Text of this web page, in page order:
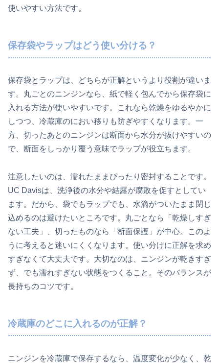
使いやすい方法です。
保存袋やラップはどう使い分ける？
保存袋とラップは、どちらが正解というより役割が違いま
す。丸ごとのニンジンなら、紙で軽く包んでから保存袋に
入れる方法が使いやすいです。これなら乾燥をゆるやかに
しつつ、冷蔵庫のにおい移りも防ぎやすくなります。一
方、切ったあとのニンジンは断面から水分が抜けやすいの
で、断面をしっかり覆う意味でラップが役立ちます。
注意したいのは、濡れたままぴったり密封することです。
UC Davisは、洗浄後の水分や結露が腐敗を促すとしてい
ます。だから、袋でもラップでも、水滴がついたまま閉じ
込めるのは避けたいところです。丸ごとなら「乾燥しすぎ
ない工夫」、切ったものなら「断面保護」が中心。このよ
うに考えると迷いにくくなります。使い分けに正解を求め
すぎなくて大丈夫です。大切なのは、ニンジンが乾きすぎ
ず、でも濡れすぎない状態をつくること。そのバランスが
長持ちのコツです。
冷蔵庫のどこに入れるのが正解？
ニンジンを冷蔵庫で保存するなら、温度変化が少なく、乾